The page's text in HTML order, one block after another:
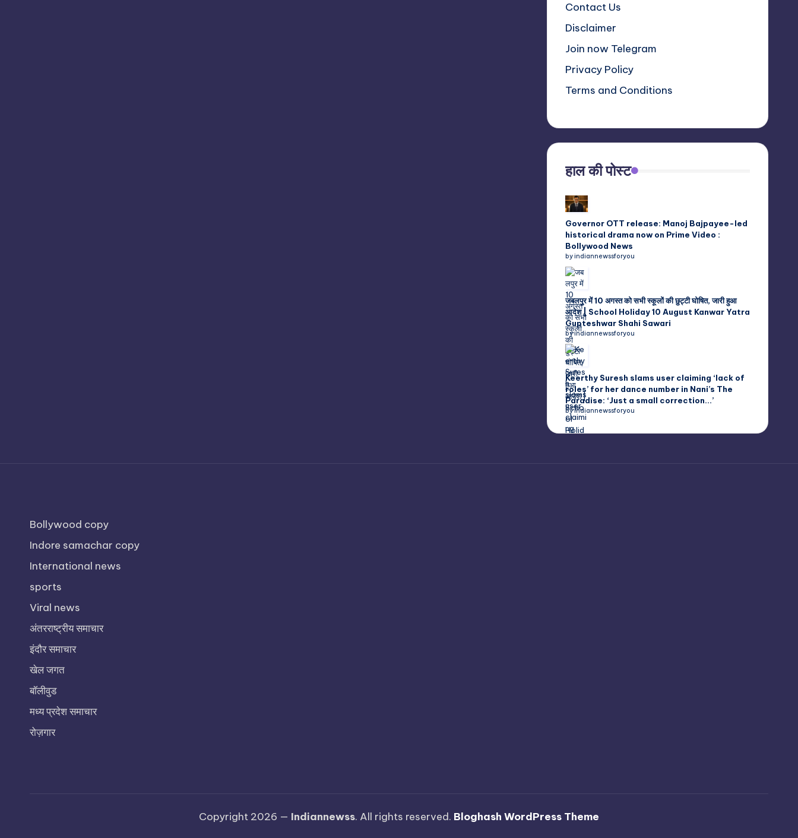
Contact Us
Disclaimer
Join now Telegram
Privacy Policy
Terms and Conditions
हाल की पोस्ट
Governor OTT release: Manoj Bajpayee-led
historical drama now on Prime Video :
Bollywood News
by indiannewssforyou
जबलपुर में 10 अगस्त को सभी स्कूलों की छुट्टी घोषित, जारी हुआ
आदेश | School Holiday 10 August Kanwar Yatra
Gupteshwar Shahi Sawari
by indiannewssforyou
Keerthy Suresh slams user claiming ‘lack of
roles’ for her dance number in Nani’s The
Paradise: ‘Just a small correction…’
by indiannewssforyou
Bollywood copy
Indore samachar copy
International news
sports
Viral news
अंतरराष्ट्रीय समाचार
इंदौर समाचार
खेल जगत
बॉलीवुड
मध्य प्रदेश समाचार
रोज़गार
Copyright 2026 — Indiannewss. All rights reserved. Bloghash WordPress Theme